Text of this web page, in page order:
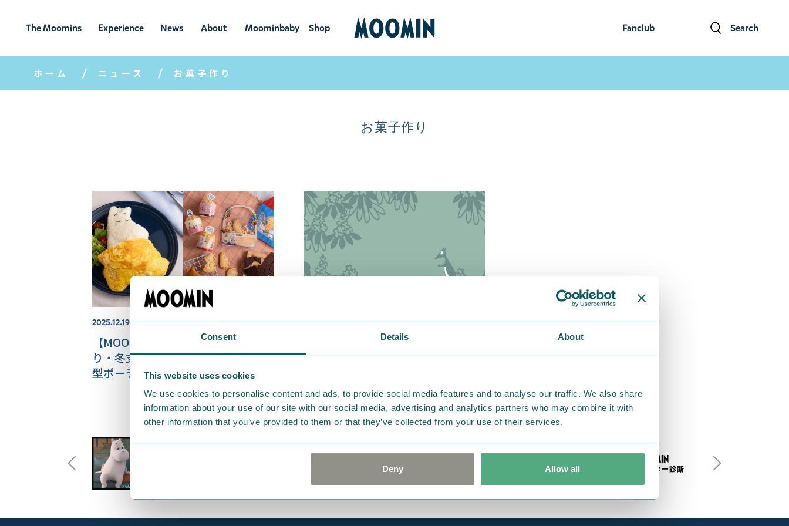
Consent Details About
This website uses cookies
We use cookies to personalise content and ads, to provide social media features and to analyse our traffic. We also share
information about your use of our site with our social media, advertising and analytics partners who may combine it with
other information that you’ve provided to them or that they’ve collected from your use of their services.
Deny Allow all
Fanclub Search
The Moomins
ムーミンの
世界
Experience
ムーミンの世
界を楽しむ
News
ニュ
ース
About
ムーミン
について
Moominbaby
ムーミンベ
Shop
ショ
ホーム ニュース お菓子作り
お菓子作り
2025.12.19
【MOOMIN SHOP ONLINE】おこも
り・冬支度特集をご紹介♪リュック
型ポーチ、冬ソックスなどの新商品
2021.01.16
お菓子作りやお弁当などに！ワック
スペーパー